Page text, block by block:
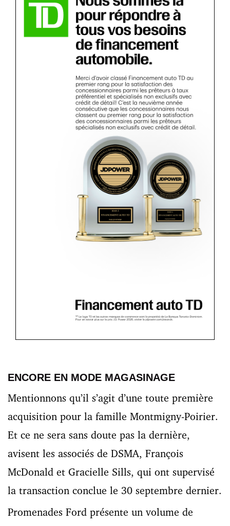
ENCORE EN MODE MAGASINAGE
Mentionnons qu’il s’agit d’une toute première
acquisition pour la famille Montmigny-Poirier.
Et ce ne sera sans doute pas la dernière,
avisent les associés de DSMA, François
McDonald et Gracielle Sills, qui ont supervisé
la transaction conclue le 30 septembre dernier.
Promenades Ford présente un volume de